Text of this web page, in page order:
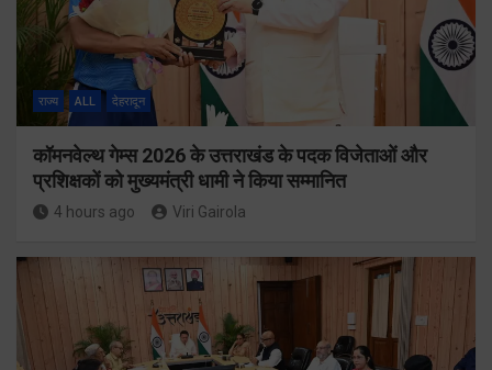
राज्य ALL देहरादून
कॉमनवेल्थ गेम्स 2026 के उत्तराखंड के पदक विजेताओं और
प्रशिक्षकों को मुख्यमंत्री धामी ने किया सम्मानित
4 hours ago Viri Gairola